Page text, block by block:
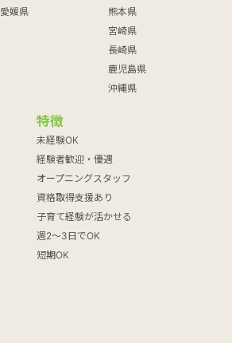
愛媛県
熊本県
宮崎県
長崎県
鹿児島県
沖縄県
特徴
未経験OK
経験者歓迎・優遇
オープニングスタッフ
資格取得支援あり
子育て経験が活かせる
週2～3日でOK
短期OK